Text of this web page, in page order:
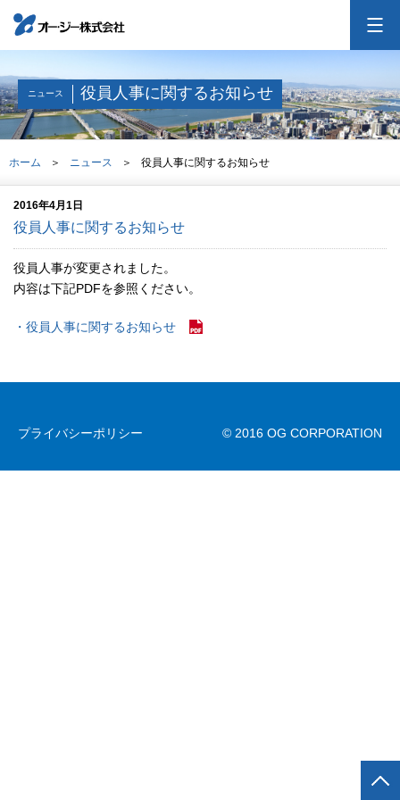
100周年記念ページ
オー・ジーについて
事業紹介
お問合せ 交通アクセス サイトマップ
ニュース 役員人事に関するお知らせ
ホーム ニュース 役員人事に関するお知らせ
2016年4月1日
役員人事に関するお知らせ
役員人事が変更されました。
内容は下記PDFを参照ください。
・役員人事に関するお知らせ
プライバシーポリシー © 2016 OG CORPORATION